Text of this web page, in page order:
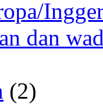
dan
(2)